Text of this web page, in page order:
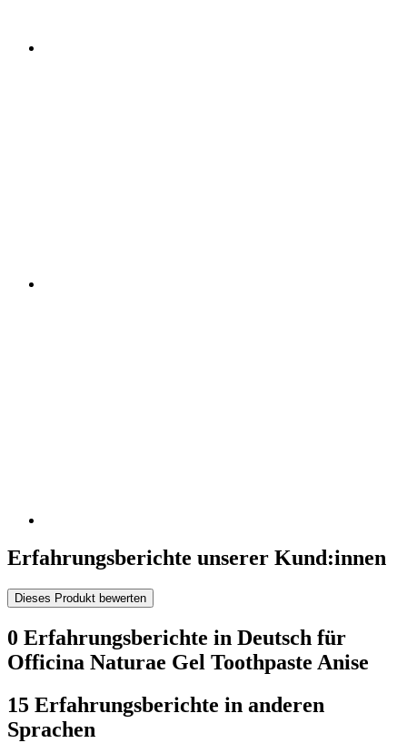
Erfahrungsberichte unserer Kund:innen
Dieses Produkt bewerten
0 Erfahrungsberichte in Deutsch für
Officina Naturae Gel Toothpaste Anise
15 Erfahrungsberichte in anderen
Sprachen